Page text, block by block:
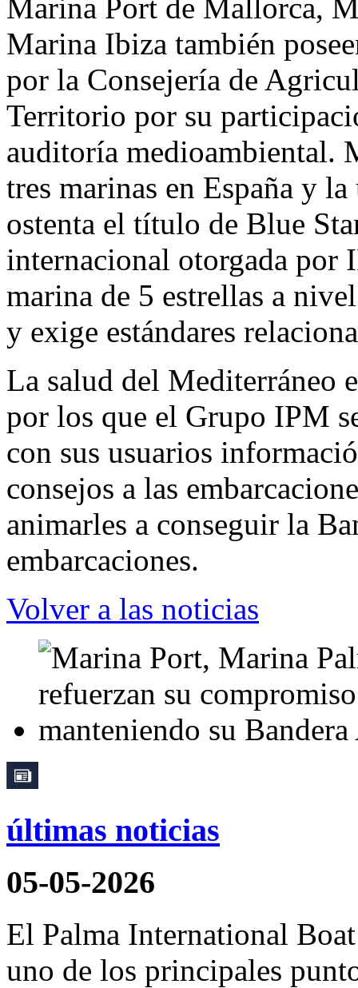
Marina Port de Mallorca,
Marina Ibiza también
por la Consejería de
Territorio por su
auditoría medioambiental.
tres marinas en España y
ostenta el título de Blue
internacional otorgada por
marina de 5 estrellas a
y exige estándares
La salud del Mediterráneo
por los que el Grupo IPM
con sus usuarios
consejos a las
animarles a conseguir la
embarcaciones.
Volver a las noticias
últimas noticias
05-05-2026
El Palma International
uno de los principales